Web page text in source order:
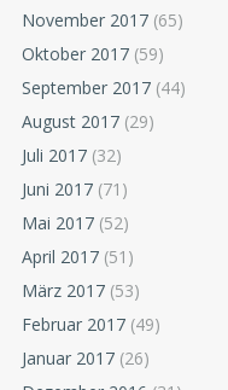
November 2017 (65)
Oktober 2017 (59)
September 2017 (44)
August 2017 (29)
Juli 2017 (32)
Juni 2017 (71)
Mai 2017 (52)
April 2017 (51)
März 2017 (53)
Februar 2017 (49)
Januar 2017 (26)